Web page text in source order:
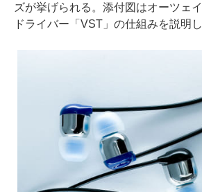
ズが挙げられる。添付図はオーツェ
ドライバー「VST」の仕組みを説明し